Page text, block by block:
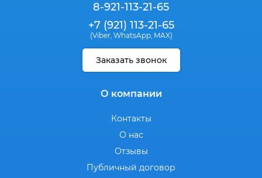
8-921-113-21-65
+7 (921) 113-21-65
(Viber, WhatsApp, MAX)
Заказать звонок
О компании
Контакты
О нас
Отзывы
Публичный договор